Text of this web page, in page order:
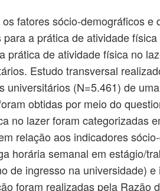
fatores sócio-demográficos
a prática de atividade
prática de atividade física no
Estudo transversal
universitários (N=5.461) de
obtidas por meio do
no lazer foram categorizadas
relação aos indicadores
horária semanal em estágio/
de ingresso na universidade)
foram realizadas pela Razão